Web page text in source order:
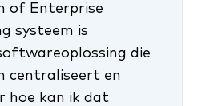
of Enterprise
systeem is
die
centraliseert en
hoe kan ik dat